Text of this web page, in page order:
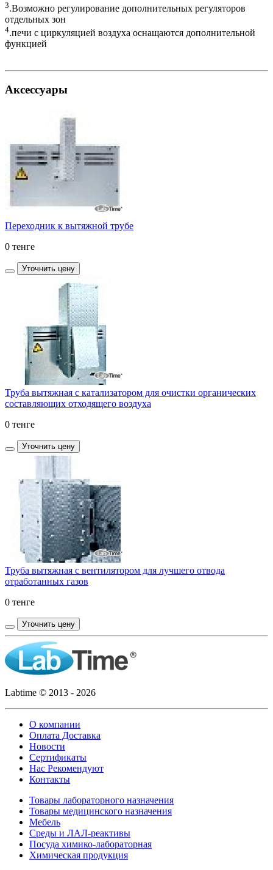
3.Возможно регулирование дополнительных регуляторов
отдельных зон
4.печи с циркуляцией воздуха оснащаются дополнительной
функцией
Аксессуары
Переходник к вытяжной трубе
0 тенге
Уточнить цену
Труба вытяжная с катализатором для очистки органических
составляющих отходящего воздуха
0 тенге
Уточнить цену
Труба вытяжная с вентилятором для лучшего отвода
отработанных газов
0 тенге
Уточнить цену
Labtime © 2013 - 2026
О компании
Оплата Доставка
Новости
Сертификаты
Нас Рекомендуют
Контакты
Товары лабораторного назначения
Товары медицинского назначения
Мебель
Среды и ЛАЛ-реактивы
Посуда химико-лабораторная
Химическая продукция